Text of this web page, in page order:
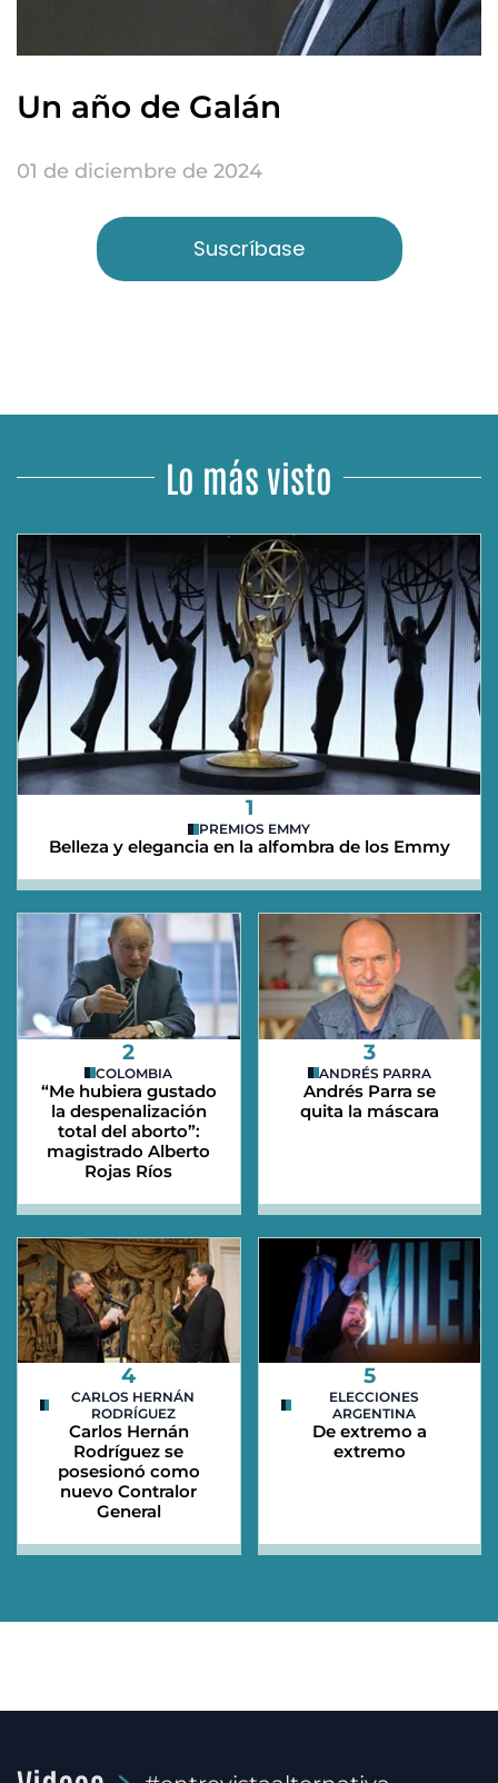
Un año de Galán
01 de diciembre de 2024
Suscríbase
Lo más visto
1
PREMIOS EMMY
Belleza y elegancia en la alfombra de los Emmy
2
COLOMBIA
“Me hubiera gustado
la despenalización
total del aborto”:
magistrado Alberto
Rojas Ríos
3
ANDRÉS PARRA
Andrés Parra se
quita la máscara
4
CARLOS HERNÁN
RODRÍGUEZ
Carlos Hernán
Rodríguez se
posesionó como
nuevo Contralor
General
5
ELECCIONES
ARGENTINA
De extremo a
extremo